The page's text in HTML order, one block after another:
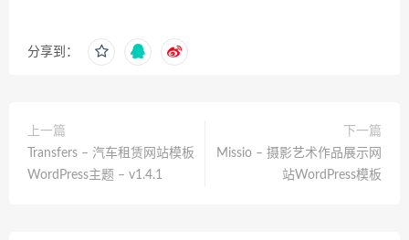
分享到：
上一篇
Transfers – 汽车租赁网站模板
WordPress主题 – v1.4.1
下一篇
Missio – 摄影艺术作品展示网
站WordPress模板